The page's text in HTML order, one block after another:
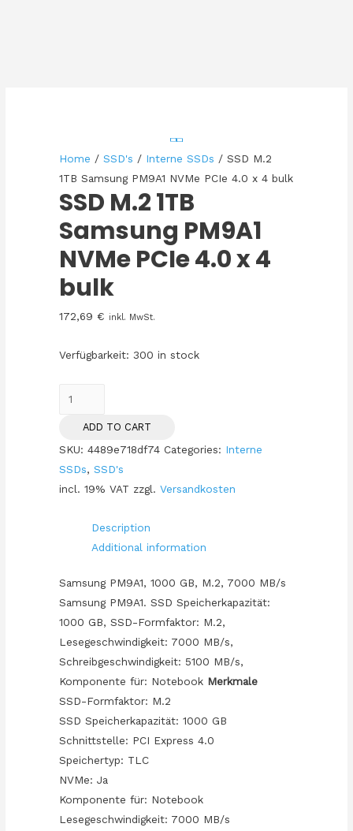
Home /SSD's / Interne SSDs / SSD M.2
1TB Samsung PM9A1 NVMe PCIe 4.0 x 4 bulk
SSD M.2 1TB
Samsung PM9A1
NVMe PCIe 4.0 x 4
bulk
172,69€ inkl. MwSt.
Verfügbarkeit: 300 in stock
Samsung
PM9A1
NVMe
bulk
quantity
ADD TO CART
SKU:4489e718df74 Categories: Interne
SSDs,SSD's
incl. 19% VAT zzgl.Versandkosten
Description
Additional information
Samsung PM9A1, 1000 GB, M.2, 7000 MB/s
Samsung PM9A1. SSD Speicherkapazität:
1000 GB, SSD-Formfaktor: M.2,
Lesegeschwindigkeit: 7000 MB/s,
Schreibgeschwindigkeit: 5100 MB/s,
Komponente für: Notebook Merkmale
SSD-Formfaktor: M.2
SSD Speicherkapazität: 1000 GB
Schnittstelle: PCI Express 4.0
Speichertyp: TLC
NVMe: Ja
Komponente für: Notebook
Lesegeschwindigkeit: 7000 MB/s